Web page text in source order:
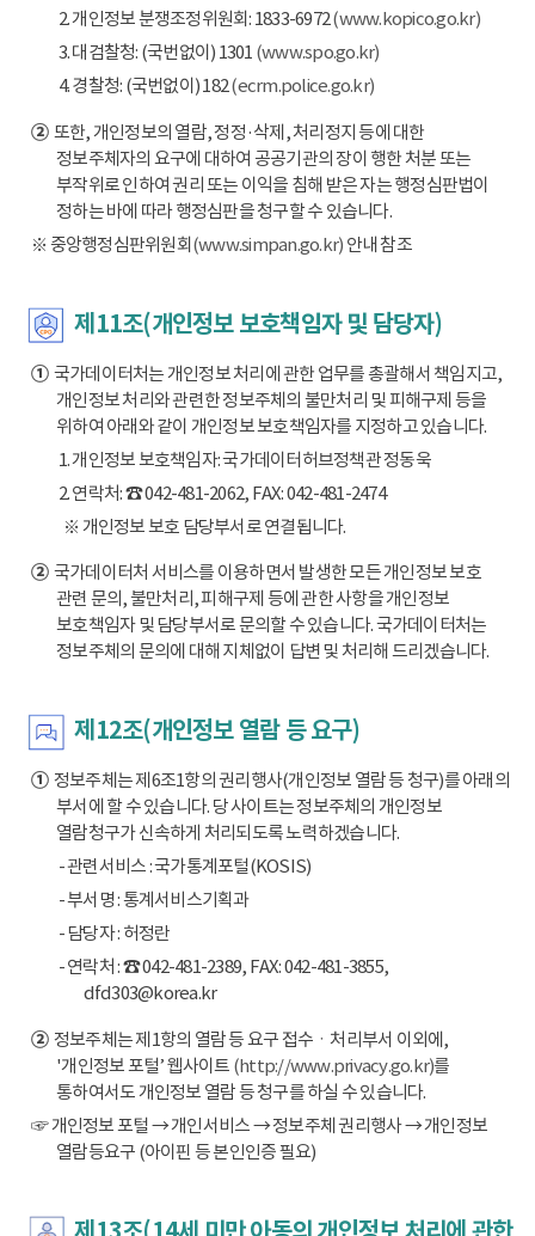
2. 개인정보 분쟁조정위원회: 1833-6972(www.kopico.go.kr)
3. 대검찰청: (국번없이) 1301 (www.spo.go.kr)
4. 경찰청: (국번없이) 182(ecrm.police.go.kr)
②또한, 개인정보의 열람, 정정·삭제, 처리정지 등에 대한
정보주체자의 요구에 대하여 공공기관의 장이 행한 처분 또는
부작위로 인하여 권리 또는 이익을 침해 받은 자는 행정심판법이
정하는 바에 따라 행정심판을 청구할 수 있습니다.
※ 중앙행정심판위원회(www.simpan.go.kr) 안내 참조
제11조(개인정보 보호책임자 및 담당자)
①국가데이터처는 개인정보 처리에 관한 업무를 총괄해서 책임지고,
개인정보 처리와 관련한 정보주체의 불만처리 및 피해구제 등을
위하여 아래와 같이 개인정보 보호책임자를 지정하고 있습니다.
1. 개인정보 보호책임자: 국가데이터허브정책관 정동욱
2. 연락처: ☎ 042-481-2062, FAX: 042-481-2474
※ 개인정보 보호 담당부서로 연결됩니다.
②국가데이터처 서비스를 이용하면서 발생한 모든 개인정보 보호
관련 문의, 불만처리, 피해구제 등에 관한 사항을 개인정보
보호책임자 및 담당부서로 문의할 수 있습니다. 국가데이터처는
정보주체의 문의에 대해 지체없이 답변 및 처리해 드리겠습니다.
제12조(개인정보 열람 등 요구)
①정보주체는 제6조1항의 권리행사(개인정보 열람 등 청구)를 아래의
부서에 할 수 있습니다. 당 사이트는 정보주체의 개인정보
열람청구가 신속하게 처리되도록 노력하겠습니다.
- 관련서비스 : 국가통계포털(KOSIS)
- 부서명 : 통계서비스기획과
- 담당자 : 허정란
- 연락처 : ☎ 042-481-2389, FAX: 042-481-3855,
dfd303@korea.kr
②정보주체는 제1항의 열람 등 요구 접수ㆍ처리부서 이외에,
'개인정보 포털’ 웹사이트 (http://www.privacy.go.kr)를
통하여서도 개인정보 열람 등 청구를 하실 수 있습니다.
☞ 개인정보 포털 → 개인서비스 → 정보주체 권리행사 → 개인정보
열람등요구 (아이핀 등 본인인증 필요)